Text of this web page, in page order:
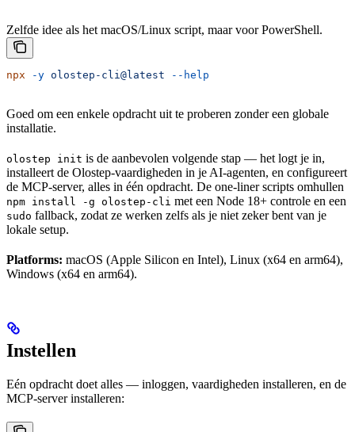
Zelfde idee als het macOS/Linux script, maar voor PowerShell.
npx -y olostep-cli@latest --help
Goed om een enkele opdracht uit te proberen zonder een globale
installatie.
olostep init is de aanbevolen volgende stap — het logt je in,
installeert de Olostep-vaardigheden in je AI-agenten, en configureert
de MCP-server, alles in één opdracht. De one-liner scripts omhullen
npm install -g olostep-cli met een Node 18+ controle en een
sudo fallback, zodat ze werken zelfs als je niet zeker bent van je
lokale setup.
Platforms: macOS (Apple Silicon en Intel), Linux (x64 en arm64),
Windows (x64 en arm64).
Instellen
Eén opdracht doet alles — inloggen, vaardigheden installeren, en de
MCP-server installeren: